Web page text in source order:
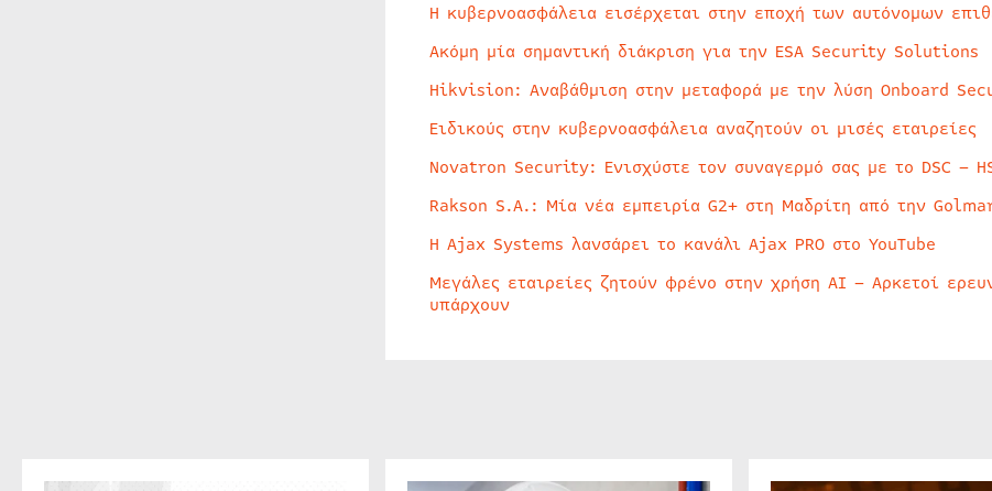
Η κυβερνοασφάλεια εισέρχεται στην εποχή των αυτόνομων
Ακόμη μία σημαντική διάκριση για την ESA Security Solutions
Hikvision: Αναβάθμιση στην μεταφορά με την λύση Onboard
Ειδικούς στην κυβερνοασφάλεια αναζητούν οι μισές εταιρείες
Novatron Security: Ενισχύστε τον συναγερμό σας με το DSC –
Rakson S.A.: Μία νέα εμπειρία G2+ στη Μαδρίτη από την
Η Ajax Systems λανσάρει το κανάλι Ajax PRO στο YouTube
Μεγάλες εταιρείες ζητούν φρένο στην χρήση AI – Αρκετοί
υπάρχουν